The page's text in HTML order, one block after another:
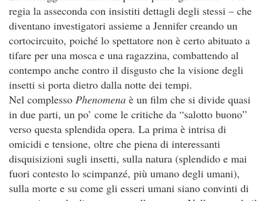
regia la asseconda con insistiti dettagli degli stessi – che
diventano investigatori assieme a Jennifer creando un
cortocircuito, poiché lo spettatore non è certo abituato a
tifare per una mosca e una ragazzina, combattendo al
contempo anche contro il disgusto che la visione degli
insetti si porta dietro dalla notte dei tempi.
Nel complesso Phenomena è un film che si divide quasi
in due parti, un po’ come le critiche da “salotto buono”
verso questa splendida opera. La prima è intrisa di
omicidi e tensione, oltre che piena di interessanti
disquisizioni sugli insetti, sulla natura (splendido e mai
fuori contesto lo scimpanzé, più umano degli umani),
sulla morte e su come gli esseri umani siano convinti di